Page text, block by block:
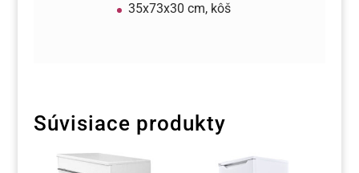
35x73x30 cm, kôš
Súvisiace produkty